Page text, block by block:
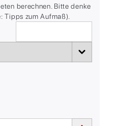
berechnen. Bitte denke
Tipps zum Aufmaß).